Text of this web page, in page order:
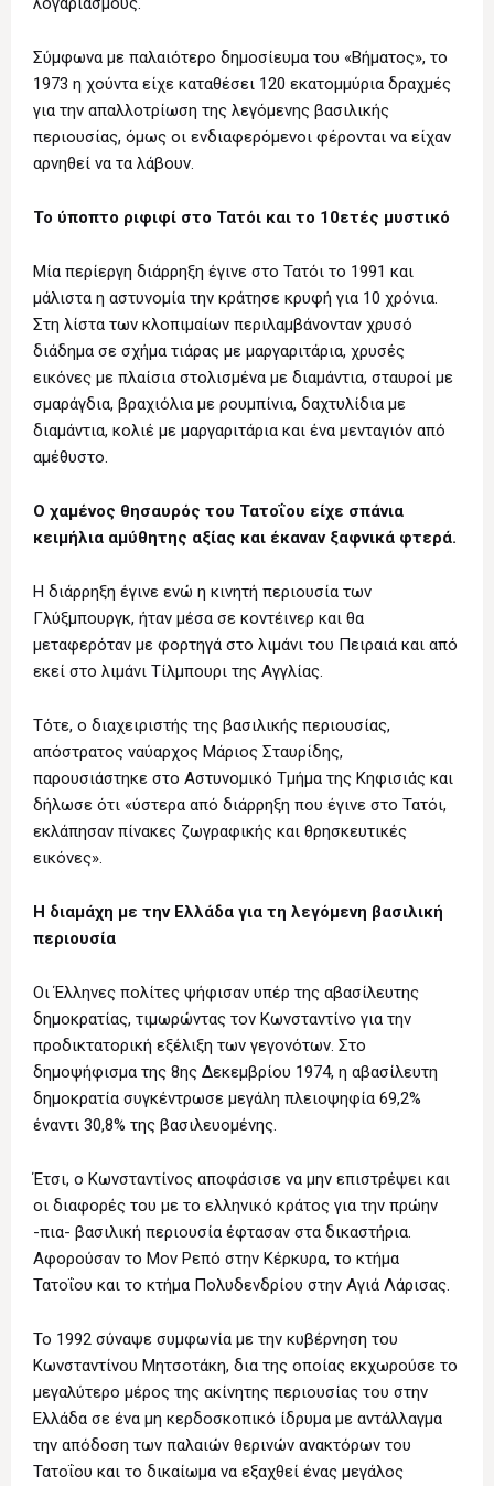
Σύμφωνα με παλαιότερο δημοσίευμα του «Βήματος», το
1973 η χούντα είχε καταθέσει 120 εκατομμύρια δραχμές
για την απαλλοτρίωση της λεγόμενης βασιλικής
περιουσίας, όμως οι ενδιαφερόμενοι φέρονται να είχαν
αρνηθεί να τα λάβουν.
Το ύποπτο ριφιφί στο Τατόι και το 10ετές μυστικό
Μία περίεργη διάρρηξη έγινε στο Τατόι το 1991 και
μάλιστα η αστυνομία την κράτησε κρυφή για 10 χρόνια.
Στη λίστα των κλοπιμαίων περιλαμβάνονταν χρυσό
διάδημα σε σχήμα τιάρας με μαργαριτάρια, χρυσές
εικόνες με πλαίσια στολισμένα με διαμάντια, σταυροί με
σμαράγδια, βραχιόλια με ρουμπίνια, δαχτυλίδια με
διαμάντια, κολιέ με μαργαριτάρια και ένα μενταγιόν από
αμέθυστο.
Ο χαμένος θησαυρός του Τατοΐου είχε σπάνια
κειμήλια αμύθητης αξίας και έκαναν ξαφνικά φτερά.
Η διάρρηξη έγινε ενώ η κινητή περιουσία των
Γλύξμπουργκ, ήταν μέσα σε κοντέινερ και θα
μεταφερόταν με φορτηγά στο λιμάνι του Πειραιά και από
εκεί στο λιμάνι Τίλμπουρι της Αγγλίας.
Τότε, ο διαχειριστής της βασιλικής περιουσίας,
απόστρατος ναύαρχος Μάριος Σταυρίδης,
παρουσιάστηκε στο Αστυνομικό Τμήμα της Κηφισιάς και
δήλωσε ότι «ύστερα από διάρρηξη που έγινε στο Τατόι,
εκλάπησαν πίνακες ζωγραφικής και θρησκευτικές
εικόνες».
Η διαμάχη με την Ελλάδα για τη λεγόμενη βασιλική
περιουσία
Οι Έλληνες πολίτες ψήφισαν υπέρ της αβασίλευτης
δημοκρατίας, τιμωρώντας τον Κωνσταντίνο για την
προδικτατορική εξέλιξη των γεγονότων. Στο
δημοψήφισμα της 8ης Δεκεμβρίου 1974, η αβασίλευτη
δημοκρατία συγκέντρωσε μεγάλη πλειοψηφία 69,2%
έναντι 30,8% της βασιλευομένης.
Έτσι, ο Κωνσταντίνος αποφάσισε να μην επιστρέψει και
οι διαφορές του με το ελληνικό κράτος για την πρώην
-πια- βασιλική περιουσία έφτασαν στα δικαστήρια.
Αφορούσαν το Μον Ρεπό στην Κέρκυρα, το κτήμα
Τατοΐου και το κτήμα Πολυδενδρίου στην Αγιά Λάρισας.
Το 1992 σύναψε συμφωνία με την κυβέρνηση του
Κωνσταντίνου Μητσοτάκη, δια της οποίας εκχωρούσε το
μεγαλύτερο μέρος της ακίνητης περιουσίας του στην
Ελλάδα σε ένα μη κερδοσκοπικό ίδρυμα με αντάλλαγμα
την απόδοση των παλαιών θερινών ανακτόρων του
Τατοΐου και το δικαίωμα να εξαχθεί ένας μεγάλος